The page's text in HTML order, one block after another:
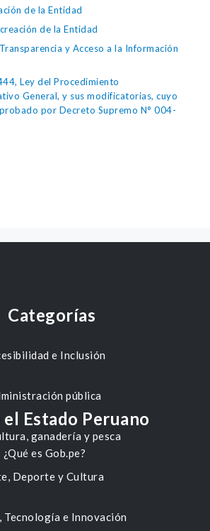
de la Entidad
de la Entidad
y Acceso a la Información
Ley del Procedimiento
General, y sus modificatorias, cuyo
por Decreto Supremo N° 004-
Categorías
e Inclusión
pública
ganadería y pesca
Deporte y Cultura
Tecnología e Innovación
el Estado Peruano
¿Qué es Gob.pe?